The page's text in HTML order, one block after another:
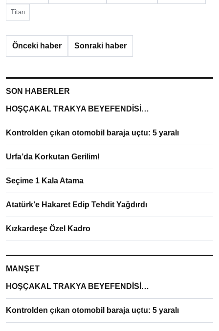
Titan
Önceki haber Sonraki haber
SON HABERLER
HOŞÇAKAL TRAKYA BEYEFENDİSİ…
Kontrolden çıkan otomobil baraja uçtu: 5 yaralı
Urfa’da Korkutan Gerilim!
Seçime 1 Kala Atama
Atatürk’e Hakaret Edip Tehdit Yağdırdı
Kızkardeşe Özel Kadro
MANŞET
HOŞÇAKAL TRAKYA BEYEFENDİSİ…
Kontrolden çıkan otomobil baraja uçtu: 5 yaralı